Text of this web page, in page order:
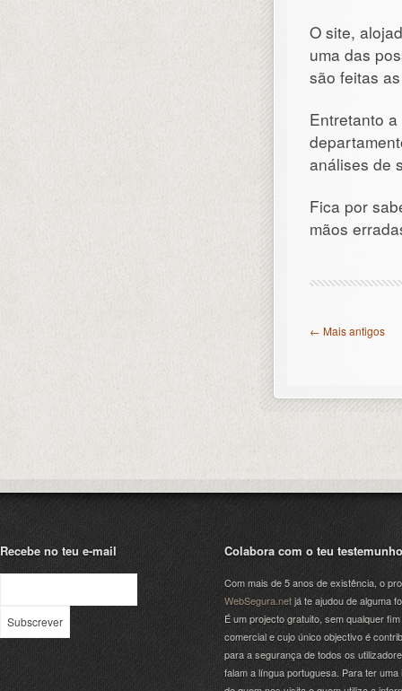
O site,
uma das
são feitas
Entretanto
análises de
Fica por
mãos
← Mais antigos
Recebe no teu e-mail Colabora com o teu testemunho
Com mais de 5 anos de existência, o
WebSegura.netjá te ajudou de alguma
É um projecto gratuito, sem qualquer fim
comercial e cujo único objectivo é
para a segurança de todos os
falam a língua portuguesa. Para ter uma